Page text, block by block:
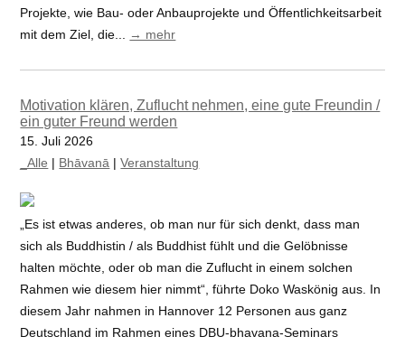
Projekte, wie Bau- oder Anbauprojekte und Öffentlichkeitsarbeit
mit dem Ziel, die...
→ mehr
Motivation klären, Zuflucht nehmen, eine gute Freundin /
ein guter Freund werden
15. Juli 2026
_Alle | Bhāvanā |Veranstaltung
„Es ist etwas anderes, ob man nur für sich denkt, dass man
sich als Buddhistin / als Buddhist fühlt und die Gelöbnisse
halten möchte, oder ob man die Zuflucht in einem solchen
Rahmen wie diesem hier nimmt“, führte Doko Waskönig aus. In
diesem Jahr nahmen in Hannover 12 Personen aus ganz
Deutschland im Rahmen eines DBU-bhavana-Seminars